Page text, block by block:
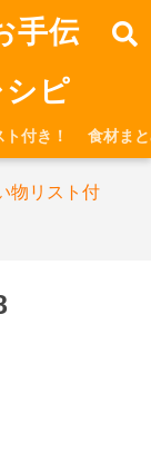
手伝
ピ
付き！ 食材ま
物リスト付